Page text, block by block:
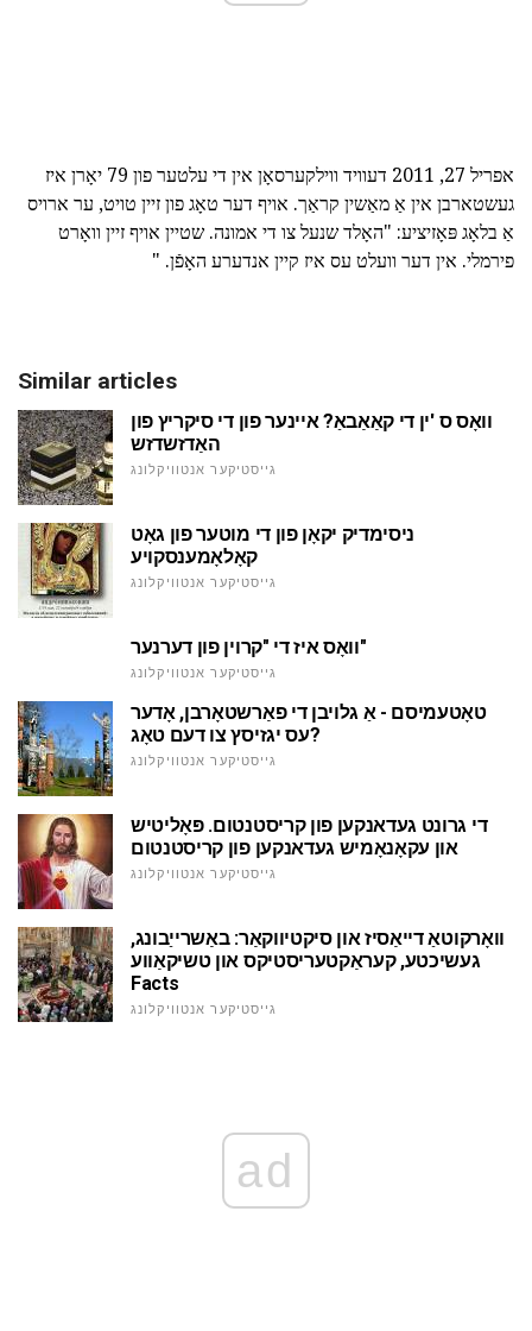
אפריל 27, 2011 דעוויד ווילקערסאָן אין די עלטער פון 79 יאָרן איז
געשטארבן אין אַ מאַשין קראַך. אויף דער טאָג פון זיין טויט, ער ארויס
אַ בלאָג פּאָזיציע: "האָלד שנעל צו די אמונה. שטיין אויף זיין וואָרט
פירמלי. אין דער וועלט עס איז קיין אנדערע האָפֿן. "
Similar articles
וואָס ס 'ין די קאַאַבאַ? איינער פון די סיקריץ פון
האַדזשדזש
גייסטיקער אנטוויקלונג
ניסימדיק יקאָן פון די מוטער פון גאָט
קאָלאָמענסקויע
גייסטיקער אנטוויקלונג
וואָס איז די "קרוין פון דערנער"
גייסטיקער אנטוויקלונג
טאָטעמיסם - אַ גלויבן די פאַרשטאָרבן, אָדער
עס יגזיסץ צו דעם טאָג?
גייסטיקער אנטוויקלונג
די גרונט געדאנקען פון קריסטנטום. פּאָליטיש
און עקאָנאָמיש געדאנקען פון קריסטנטום
גייסטיקער אנטוויקלונג
וואָרקוטאַ דייאַסיז און סיקטיווקאַר: באַשרייַבונג,
געשיכטע, קעראַקטעריסטיקס און טשיקאַווע
Facts
גייסטיקער אנטוויקלונג
ad